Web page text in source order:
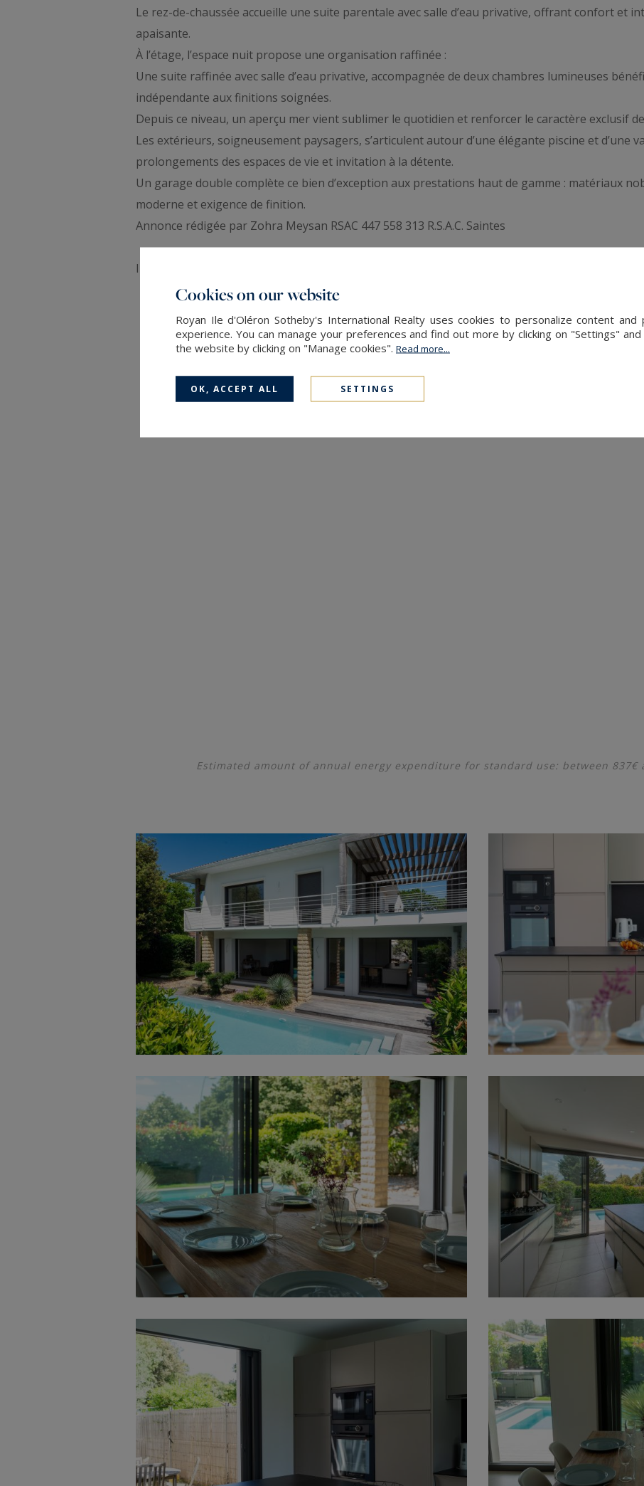
Le rez-de-chaussée accueille une suite parentale avec salle d’eau privative, offrant confort et
apaisante.
À l’étage, l’espace nuit propose une organisation raffinée :
Une suite raffinée avec salle d’eau privative, accompagnée de deux chambres lumineuses
indépendante aux finitions soignées.
Depuis ce niveau, un aperçu mer vient sublimer le quotidien et renforcer le caractère exclusif
Les extérieurs, soigneusement paysagers, s’articulent autour d’une élégante piscine et d’une
prolongements des espaces de vie et invitation à la détente.
Un garage double complète ce bien d’exception aux prestations haut de gamme : matériaux
moderne et exigence de finition.
Annonce rédigée par Zohra Meysan RSAC 447 558 313 R.S.A.C. Saintes
Information on the risks to which this property is exposed is available at:
Estimated amount of annual energy expenditure for standard use: between 837€
Cookies on our website
Royan Ile d'Oléron Sotheby's International Realty uses cookies to personalize content
experience. You can manage your preferences and find out more by clicking on "Settings"
the website by clicking on "Manage cookies". Read more...
OK, ACCEPT ALL SETTINGS